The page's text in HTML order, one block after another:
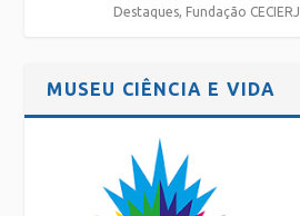
Destaques Fundação CECIERJ
MUSEU CIÊNCIA E VIDA